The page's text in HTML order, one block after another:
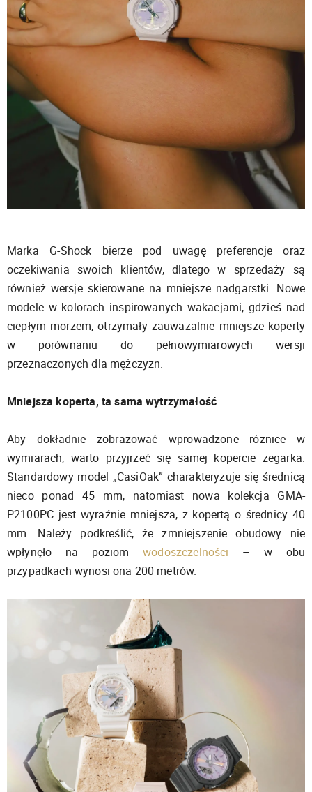
Marka G-Shock bierze pod uwagę preferencje oraz
oczekiwania swoich klientów, dlatego w sprzedaży są
również wersje skierowane na mniejsze nadgarstki. Nowe
modele w kolorach inspirowanych wakacjami, gdzieś nad
ciepłym morzem, otrzymały zauważalnie mniejsze koperty
w porównaniu do pełnowymiarowych wersji
przeznaczonych dla mężczyzn.
Mniejsza koperta, ta sama wytrzymałość
Aby dokładnie zobrazować wprowadzone różnice w
wymiarach, warto przyjrzeć się samej kopercie zegarka.
Standardowy model „CasiOak” charakteryzuje się średnicą
nieco ponad 45 mm, natomiast nowa kolekcja GMA-
P2100PC jest wyraźnie mniejsza, z kopertą o średnicy 40
mm. Należy podkreślić, że zmniejszenie obudowy nie
wpłynęło na poziomwodoszczelności – w obu
przypadkach wynosi ona 200 metrów.